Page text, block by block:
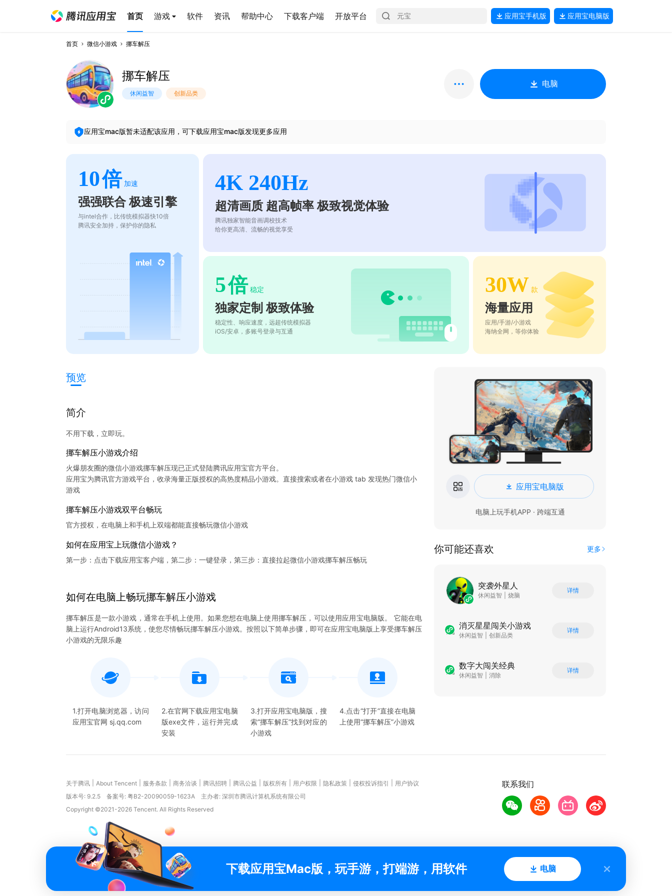
首页 游戏 软件 资讯 帮助中心 下载客户端 开放平台 应用宝手机版 应用宝电脑版
首页 微信小游戏 挪车解压
挪车解压
休闲益智 创新品类
电脑
应用宝mac版暂未适配该应用，可下载应用宝mac版发现更多应用
10倍 加速
强强联合 极速引擎
与intel合作，比传统模拟器快10倍
腾讯安全加持，保护你的隐私
4K 240Hz
超清画质 超高帧率 极致视觉体验
腾讯独家智能音画调校技术
给你更高清、流畅的视觉享受
5倍 稳定
独家定制 极致体验
稳定性、响应速度，远超传统模拟器
iOS/安卓，多账号登录与互通
30W 款
海量应用
应用/手游/小游戏
海纳全网，等你体验
预览
简介
不用下载，立即玩。
挪车解压小游戏介绍
火爆朋友圈的微信小游戏挪车解压现已正式登陆腾讯应用宝官方平台。
应用宝为腾讯官方游戏平台，收录海量正版授权的高热度精品小游戏。直接搜索或者在小游戏 tab 发现热门微信小
挪车解压小游戏双平台畅玩
官方授权，在电脑上和手机上双端都能直接畅玩微信小游戏
如何在应用宝上玩微信小游戏？
第一步：点击下载应用宝客户端，第二步：一键登录，第三步：直接拉起微信小游戏挪车解压畅玩
如何在电脑上畅玩挪车解压小游戏
挪车解压是一款小游戏，通常在手机上使用。如果您想在电脑上使用挪车解压，可以使用应用宝电脑版。 它能在电
脑上运行Android13系统，使您尽情畅玩挪车解压小游戏。按照以下简单步骤，即可在应用宝电脑版上享受挪车解压
小游戏的无限乐趣
1.打开电脑浏览器，访问
应用宝官网 sj.qq.com
2.在官网下载应用宝电脑
版exe文件，运行并完成
安装
3.打开应用宝电脑版，搜
索“挪车解压”找到对应的
小游戏
4.点击“打开”直接在电脑
上使用“挪车解压”小游戏
应用宝电脑版
电脑上玩手机APP · 跨端互通
你可能还喜欢 更多
突袭外星人
休闲益智 烧脑
详情
消灭星星闯关小游戏
休闲益智 创新品类
详情
数字大闯关经典
休闲益智 消除
详情
联系我们
关于腾讯 About Tencent 服务条款 商务洽谈 腾讯招聘 腾讯公益 版权所有 用户权限 隐私政策 侵权投诉指引
用户协议
版本号: 9.2.5 备案号: 粤B2-20090059-1623A
主办者: 深圳市腾讯计算机系统有限公司
Copyright ©2021-2026 Tencent. All Rights Reserved
下载应用宝Mac版，玩手游，打端游，用软件 电脑